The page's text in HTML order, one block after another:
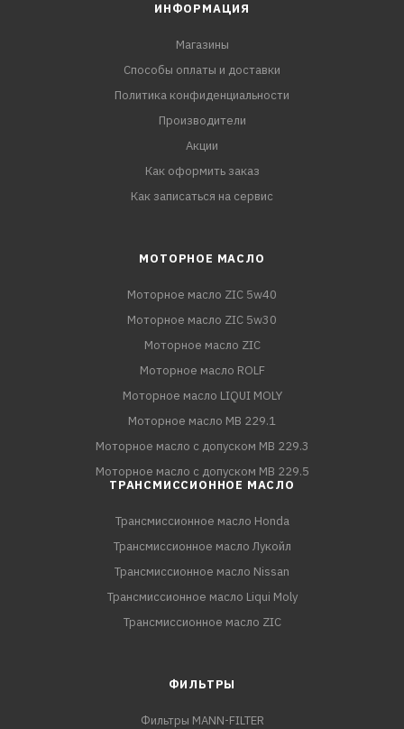
ИНФОРМАЦИЯ
Магазины
Способы оплаты и доставки
Политика конфиденциальности
Производители
Акции
Как оформить заказ
Как записаться на сервис
МОТОРНОЕ МАСЛО
Моторное масло ZIC 5w40
Моторное масло ZIC 5w30
Моторное масло ZIC
Моторное масло ROLF
Моторное масло LIQUI MOLY
Моторное масло MB 229.1
Моторное масло с допуском MB 229.3
Моторное масло с допуском MB 229.5
ТРАНСМИССИОННОЕ МАСЛО
Трансмиссионное масло Honda
Трансмиссионное масло Лукойл
Трансмиссионное масло Nissan
Трансмиссионное масло Liqui Moly
Трансмиссионное масло ZIC
ФИЛЬТРЫ
Фильтры MANN-FILTER